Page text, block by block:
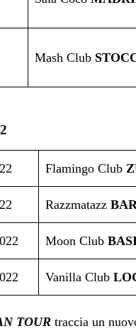
Mash Club
Flamingo Club
Razzmatazz
Moon Club
Vanilla Club
TOURtraccia un